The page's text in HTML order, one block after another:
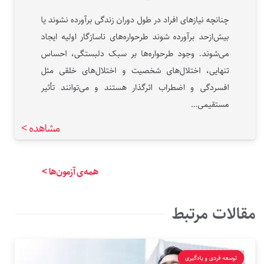
چنانچه نیازهای افراد در طول دوران زندگی برآورده نشوند یا
بیش‌ازحد برآورده شوند طرحواره‌های ناسازگار اولیه ایجاد
می‌شوند. وجود طرحواره‌ها بر سبک دلبستگی، احساس
تنهایی، اختلال‌های شخصیت و اختلال‌های خلقی مثل
افسردگی و اضطراب اثرگذار هستند و می‌توانند تأثیر
مستقیمی…
مشاهده >
همه‌ی آزمون‌ها >
مقالات مرتبط
توسعه فردی و یادگیری